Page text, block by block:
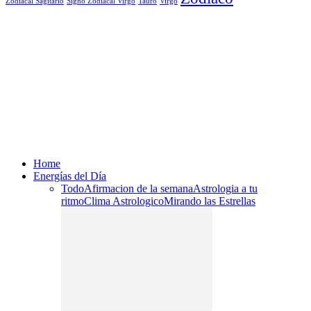
Home
Energías del Día
TodoAfirmacion de la semanaAstrologia a tu
ritmoClima AstrologicoMirando las Estrellas